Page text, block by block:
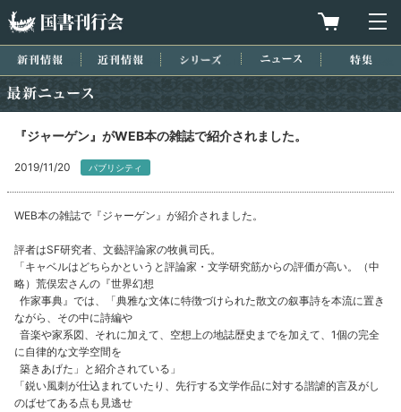
買物カゴを
新刊情報 近刊情報 シリーズ ニュース
『ジャーゲン』がWEB本の雑誌で紹介されました。
2019/11/20 パブリシティ
WEB本の雑誌で『ジャーゲン』が紹介されました。
評者はSF研究者、文藝評論家の牧眞司氏。
「キャベルはどちらかというと評論家・文学研究筋からの評価が高い。（中
略）荒俣宏さんの『世界幻想
作家事典』では、「典雅な文体に特徴づけられた散文の叙事詩を本流に置き
ながら、その中に詩編や
音楽や家系図、それに加えて、空想上の地誌歴史までを加えて、1個の完全
に自律的な文学空間を
築きあげた」と紹介されている」
「鋭い風刺が仕込まれていたり、先行する文学作品に対する諧謔的言及がし
のばせてある点も見逃せ